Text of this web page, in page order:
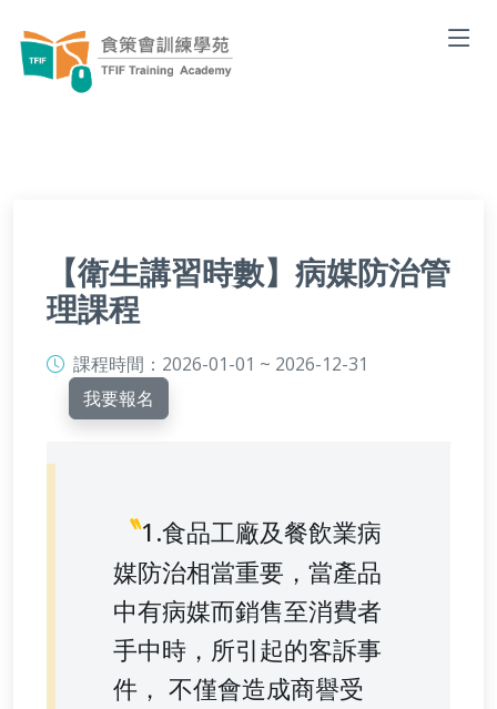
【衛生講習時數】病媒防治管
理課程
課程時間： 2026-01-01 ~ 2026-12-31
我要報名
〝1.食品工廠及餐飲業病
媒防治相當重要，當產品
中有病媒而銷售至消費者
手中時，所引起的客訴事
件， 不僅會造成商譽受